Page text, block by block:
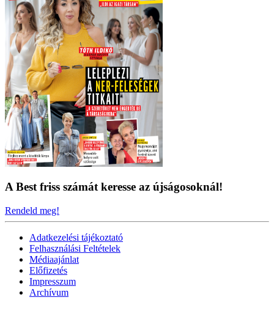
A Best friss számát keresse az újságosoknál!
Rendeld meg!
Adatkezelési tájékoztató
Felhasználási Feltételek
Médiaajánlat
Előfizetés
Impresszum
Archívum